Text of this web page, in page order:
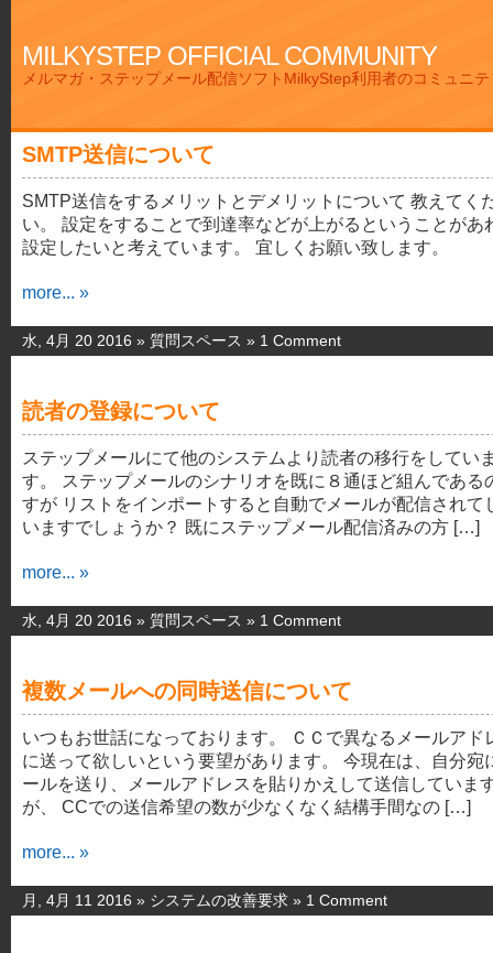
MILKYSTEP OFFICIAL COMMUNITY
メルマガ・ステップメール配信ソフトMilkyStep利用者のコミュニ
SMTP送信について
SMTP送信をするメリットとデメリットについて 教えてく
い。 設定をすることで到達率などが上がるということがあ
設定したいと考えています。 宜しくお願い致します。
more... »
水, 4月 20 2016 » 質問スペース » 1 Comment
読者の登録について
ステップメールにて他のシステムより読者の移行をしてい
す。 ステップメールのシナリオを既に８通ほど組んである
すが リストをインポートすると自動でメールが配信されて
いますでしょうか？ 既にステップメール配信済みの方 […]
more... »
水, 4月 20 2016 » 質問スペース » 1 Comment
複数メールへの同時送信について
いつもお世話になっております。 ＣＣで異なるメールアド
に送って欲しいという要望があります。 今現在は、自分宛
ールを送り、メールアドレスを貼りかえして送信していま
が、 CCでの送信希望の数が少なくなく結構手間なの […]
more... »
月, 4月 11 2016 » システムの改善要求 » 1 Comment